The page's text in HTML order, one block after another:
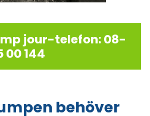
jour-telefon: 08-
00 144
behöver